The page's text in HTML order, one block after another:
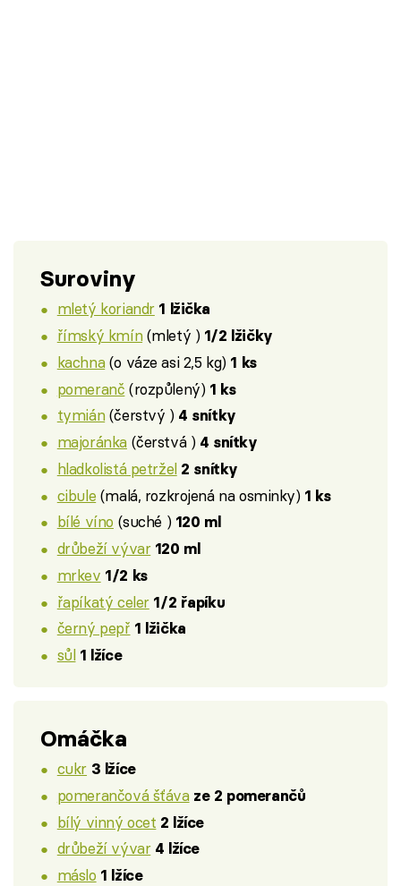
Suroviny
mletý koriandr 1 lžička
římský kmín(mletý ) 1/2 lžičky
kachna(o váze asi 2,5 kg) 1 ks
pomeranč (rozpůlený) 1 ks
tymián(čerstvý ) 4 snítky
majoránka(čerstvá ) 4 snítky
hladkolistá petržel 2 snítky
cibule (malá, rozkrojená na osminky) 1 ks
bílé víno (suché ) 120 ml
drůbeží vývar 120 ml
mrkev 1/2 ks
řapíkatý celer 1/2 řapíku
černý pepř 1 lžička
sůl 1 lžíce
Omáčka
cukr 3 lžíce
pomerančová šťáva ze 2 pomerančů
bílý vinný ocet 2 lžíce
drůbeží vývar 4 lžíce
máslo 1 lžíce